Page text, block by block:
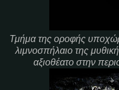
Τμήμα της οροφής
λιμνοσπήλαιο της
αξιοθέατο στην